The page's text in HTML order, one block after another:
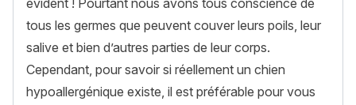
évident ! Pourtant nous avons tous conscience de
tous les germes que peuvent couver leurs poils, leur
salive et bien d’autres parties de leur corps.
Cependant, pour savoir si réellement un chien
hypoallergénique existe, il est préférable pour vous